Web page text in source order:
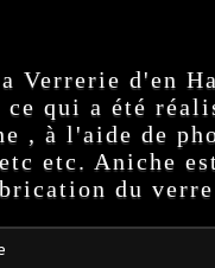
Verrerie d'en
qui a été
, à l'aide de
etc. Aniche
du